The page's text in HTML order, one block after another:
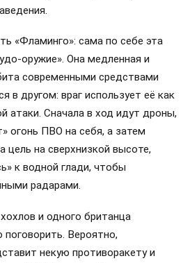
«Фламинго»: сама по себе эта
оружие». Она медленная и
современными средствами
в другом: враг использует её как
атаки. Сначала в ход идут дроны,
огонь ПВО на себя, а затем
цель на сверхнизкой высоте,
к водной глади, чтобы
радарами.
и одного британца
поговорить. Вероятно,
некую противоракету и